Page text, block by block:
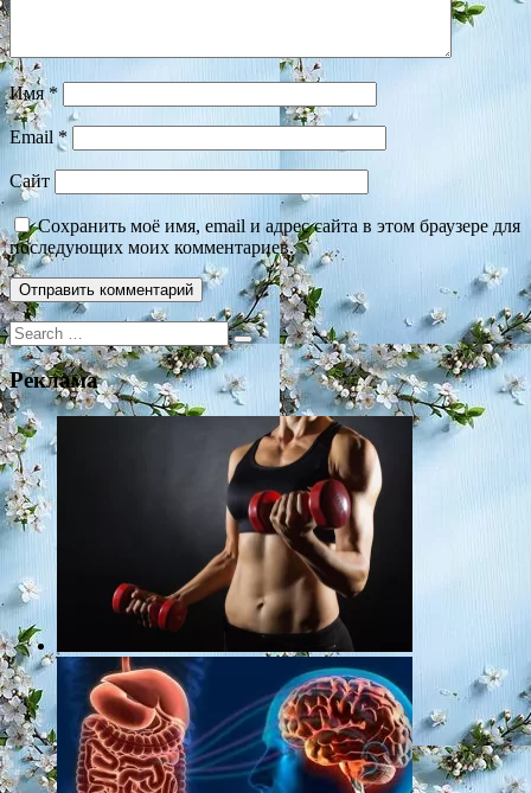
Имя*
Email *
Сайт
Сохранить моё имя, email и адрес сайта в этом браузере для
последующих моих комментариев.
Search
for:
Реклама